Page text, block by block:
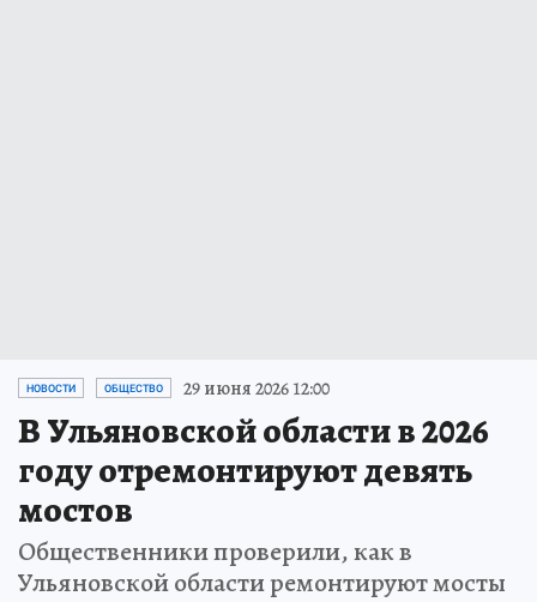
НОВОСТИ ОБЩЕСТВО 29 июня 2026 12:00
В Ульяновской области в 2026
году отремонтируют девять
мостов
Общественники проверили, как в
Ульяновской области ремонтируют мосты